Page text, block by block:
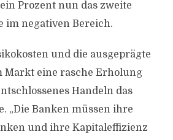
Prozent nun das zweite
im negativen Bereich.
und die ausgeprägte
Markt eine rasche Erholung
Handeln das
„Die Banken müssen ihre
und ihre Kapitaleffizienz